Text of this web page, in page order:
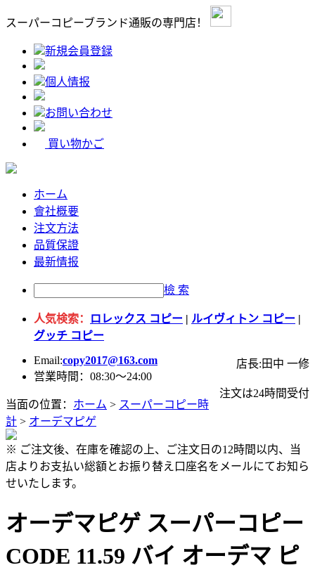
スーパーコピーブランド通販の専門店！
新規会員登録
個人情报
お問い合わせ
買い物かご
ホーム
會社概要
注文方法
品質保證
最新情报
檢 索
人気検索： ロレックス コピー | ルイヴィトン コピー |
グッチ コピー
Email:copy2017@163.com
店長:田中 一修
営業時間：08:30～24:00
注文は24時間受付
当面の位置： ホーム > スーパーコピー時
計 > オーデマピゲ
※ ご注文後、在庫を確認の上、ご注文日の12時間以内、当
店よりお支払い総額とお振り替え口座名をメールにてお知ら
せいたします。
オーデマピゲ スーパーコピー
CODE 11.59 バイ オーデマ ピ